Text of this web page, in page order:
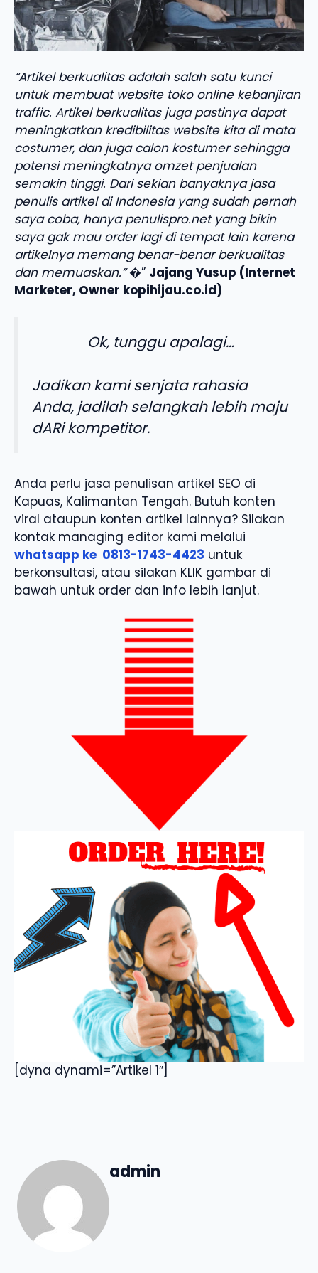
“Artikel berkualitas adalah salah satu kunci
untuk membuat website toko online kebanjiran
traffic. Artikel berkualitas juga pastinya dapat
meningkatkan kredibilitas website kita di mata
costumer, dan juga calon kostumer sehingga
potensi meningkatnya omzet penjualan
semakin tinggi. Dari sekian banyaknya jasa
penulis artikel di Indonesia yang sudah pernah
saya coba, hanya penulispro.net yang bikin
saya gak mau order lagi di tempat lain karena
artikelnya memang benar-benar berkualitas
dan memuaskan.”�” Jajang Yusup (Internet
Marketer, Owner kopihijau.co.id)
Ok, tunggu apalagi…
Jadikan kami senjata rahasia
Anda, jadilah selangkah lebih maju
dARi kompetitor.
Anda perlu jasa penulisan artikel SEO di
Kapuas, Kalimantan Tengah. Butuh konten
viral ataupun konten artikel lainnya? Silakan
kontak managing editor kami melalui
whatsapp ke 0813-1743-4423 untuk
berkonsultasi, atau silakan KLIK gambar di
bawah untuk order dan info lebih lanjut.
[dyna dynami=”Artikel 1″]
admin